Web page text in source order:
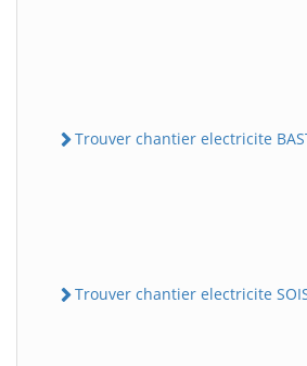
Trouver chantier electricite
Trouver chantier electricite